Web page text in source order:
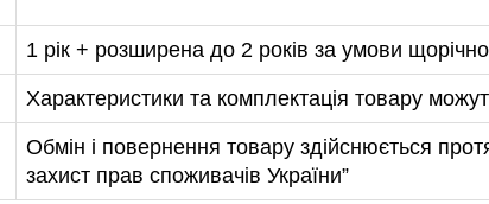
1 рік + розширена до 2 років за умови
Характеристики та комплектація товару
Обмін і повернення товару здійснюється
захист прав споживачів України”